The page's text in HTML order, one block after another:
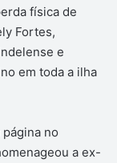
física de
Fortes,
e
em toda a ilha
no
a ex-